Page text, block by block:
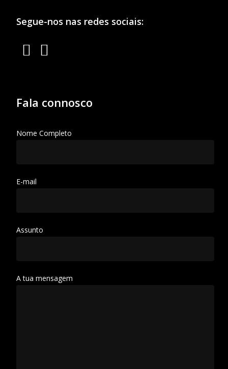
Segue-nos nas redes sociais:
Fala connosco
Nome Completo
E-mail
Assunto
A tua mensagem